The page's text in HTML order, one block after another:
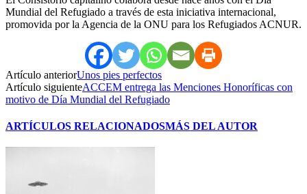
Mundial del Refugiado a través de esta iniciativa internacional,
promovida por la Agencia de la ONU para los Refugiados ACNUR.
Artículo anteriorUnos pies perfectos
Artículo siguienteACCEM entrega las Menciones Honoríficas con
motivo de Día Mundial del Refugiado
ARTÍCULOS RELACIONADOSMÁS DEL AUTOR